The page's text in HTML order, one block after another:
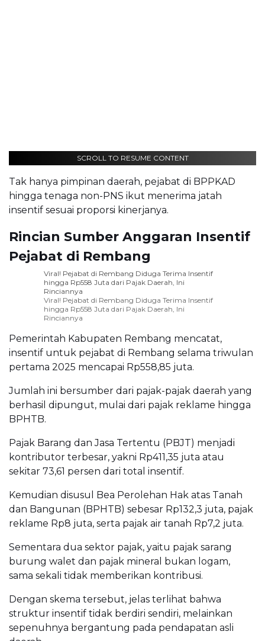
SCROLL TO RESUME CONTENT
Tak hanya pimpinan daerah, pejabat di BPPKAD
hingga tenaga non-PNS ikut menerima jatah
insentif sesuai proporsi kinerjanya.
Rincian Sumber Anggaran Insentif
Pejabat di Rembang
Viral! Pejabat di Rembang Diduga Terima Insentif
hingga Rp558 Juta dari Pajak Daerah, Ini
Rinciannya
Viral! Pejabat di Rembang Diduga Terima Insentif
hingga Rp558 Juta dari Pajak Daerah, Ini
Rinciannya
Pemerintah Kabupaten Rembang mencatat,
insentif untuk pejabat di Rembang selama triwulan
pertama 2025 mencapai Rp558,85 juta.
Jumlah ini bersumber dari pajak-pajak daerah yang
berhasil dipungut, mulai dari pajak reklame hingga
BPHTB.
Pajak Barang dan Jasa Tertentu (PBJT) menjadi
kontributor terbesar, yakni Rp411,35 juta atau
sekitar 73,61 persen dari total insentif.
Kemudian disusul Bea Perolehan Hak atas Tanah
dan Bangunan (BPHTB) sebesar Rp132,3 juta, pajak
reklame Rp8 juta, serta pajak air tanah Rp7,2 juta.
Sementara dua sektor pajak, yaitu pajak sarang
burung walet dan pajak mineral bukan logam,
sama sekali tidak memberikan kontribusi.
Dengan skema tersebut, jelas terlihat bahwa
struktur insentif tidak berdiri sendiri, melainkan
sepenuhnya bergantung pada pendapatan asli